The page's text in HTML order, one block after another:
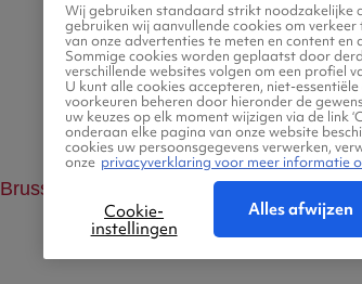
Brussel - Houston
Wij gebruiken standaard strikt noodzakelijke
gebruiken wij aanvullende cookies om
van onze advertenties te meten en content en
Sommige cookies worden geplaatst door
verschillende websites volgen om een profiel
U kunt alle cookies accepteren, niet-
voorkeuren beheren door hieronder de
uw keuzes op elk moment wijzigen via de link
onderaan elke pagina van onze website
cookies uw persoonsgegevens verwerken,
onze privacyverklaring voor meer informatie
Cookie-
instellingen
Alles afwijzen